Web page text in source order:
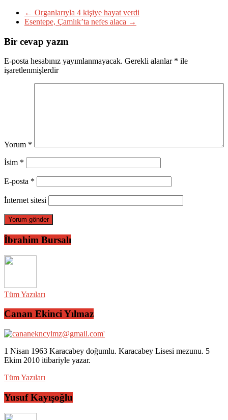
← Organlarıyla 4 kişiye hayat verdi
Esentepe, Çamlık’ta nefes alaca →
Bir cevap yazın
E-posta hesabınız yayımlanmayacak. Gerekli alanlar * ile
işaretlenmişlerdir
Yorum *
İsim *
E-posta *
İnternet sitesi
İbrahim Bursalı
Tüm Yazıları
Canan Ekinci Yılmaz
1 Nisan 1963 Karacabey doğumlu. Karacabey Lisesi mezunu. 5
Ekim 2010 itibariyle yazar.
Tüm Yazıları
Yusuf Kayışoğlu